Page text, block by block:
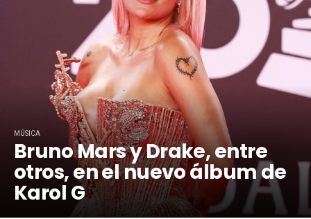
MÚSICA
Bruno Mars y Drake, entre
otros, en el nuevo álbum de
Karol G